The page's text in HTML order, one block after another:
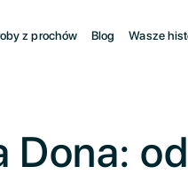
z prochów Blog Wasze
Dona: